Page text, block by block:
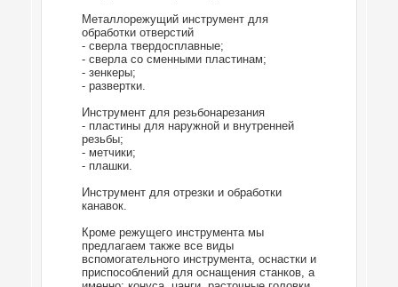
Металлорежущий инструмент для
обработки отверстий
- сверла твердосплавные;
- сверла со сменными пластинам;
- зенкеры;
- развертки.
Инструмент для резьбонарезания
- пластины для наружной и внутренней
резьбы;
- метчики;
- плашки.
Инструмент для отрезки и обработки
канавок.
Кроме режущего инструмента мы
предлагаем также все виды
вспомогательного инструмента, оснастки и
приспособлений для оснащения станков, а